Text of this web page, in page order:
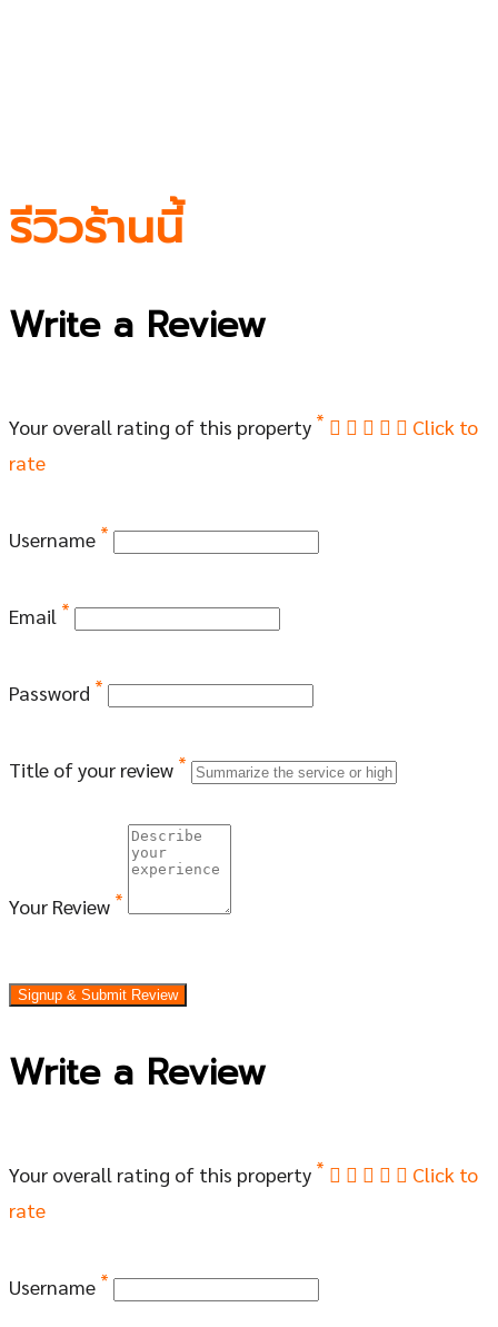
รีวิวร้านนี้
Write a Review
Your overall rating of this property *
Click to
rate
Username *
Email *
Password *
Title of your review *
Your Review *
Signup & Submit Review
Write a Review
Your overall rating of this property *
Click to
rate
Username *